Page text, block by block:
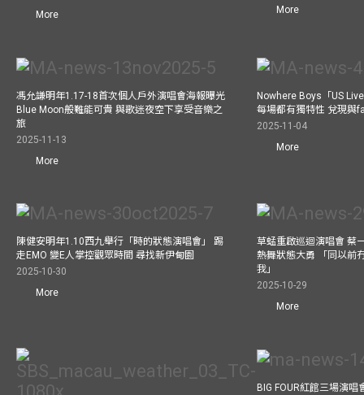
More
More
馮允謙明年1.17-18首次個人戶外演唱會海報曝光
Blue Moon般難能可貴 與歌迷夜空下享受音樂之
旅
2025-11-13
More
Nowhere Boys「US
每場都有獨特性 兌現與
2025-11-04
More
陳健安明年1.10西九舉行「時的狀態演唱會」 踢
走EMO 變E人掌控觀眾時間 尋找新伊甸園
2025-10-30
More
草蜢重啟巡迴演唱會 蔡
熱舞狀態大勇 「同以前
我」
2025-10-29
More
BIG FOUR紅館三場演